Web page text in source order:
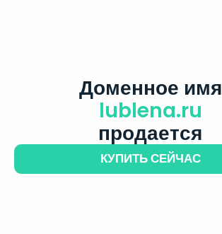
Доменное имя
lublena.ru
продается
КУПИТЬ СЕЙЧАС